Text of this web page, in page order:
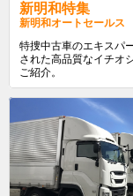
新明和特集
新明和オートセールス
特捜中古車のエキスパ
された高品質なイチオ
ご紹介。